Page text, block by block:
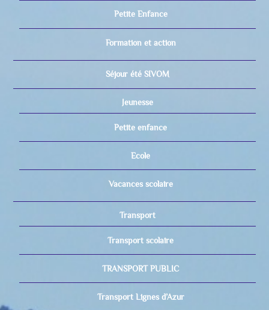
Petite Enfance
Formation et action
Séjour été SIVOM
Jeunesse
Petite enfance
Ecole
Vacances scolaire
Transport
Transport scolaire
TRANSPORT PUBLIC
Transport Lignes d’Azur